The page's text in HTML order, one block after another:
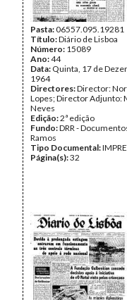
Pasta:06557.095.19281
Título:Diário de Lisboa
Número: 15089
Ano:44
Data: Quinta, 17 de
1964
Directores:Director:
Lopes; Director Adjunto:
Neves
Edição:2ª edição
Fundo:DRR -
Ramos
Tipo Documental:
Página(s):32